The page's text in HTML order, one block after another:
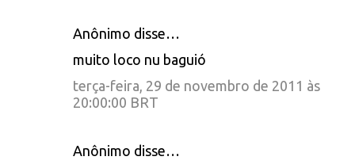
Anônimo disse…
muito loco nu baguió
terça-feira, 29 de novembro de 2011 às
20:00:00 BRT
Anônimo disse…